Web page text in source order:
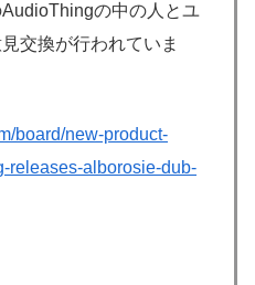
の中の人とユ
交換が行われていま
board/new-product-
releases-alborosie-dub-